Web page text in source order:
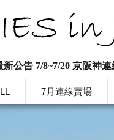
7月連線賣場
新公告 7/8~7/20 京阪神